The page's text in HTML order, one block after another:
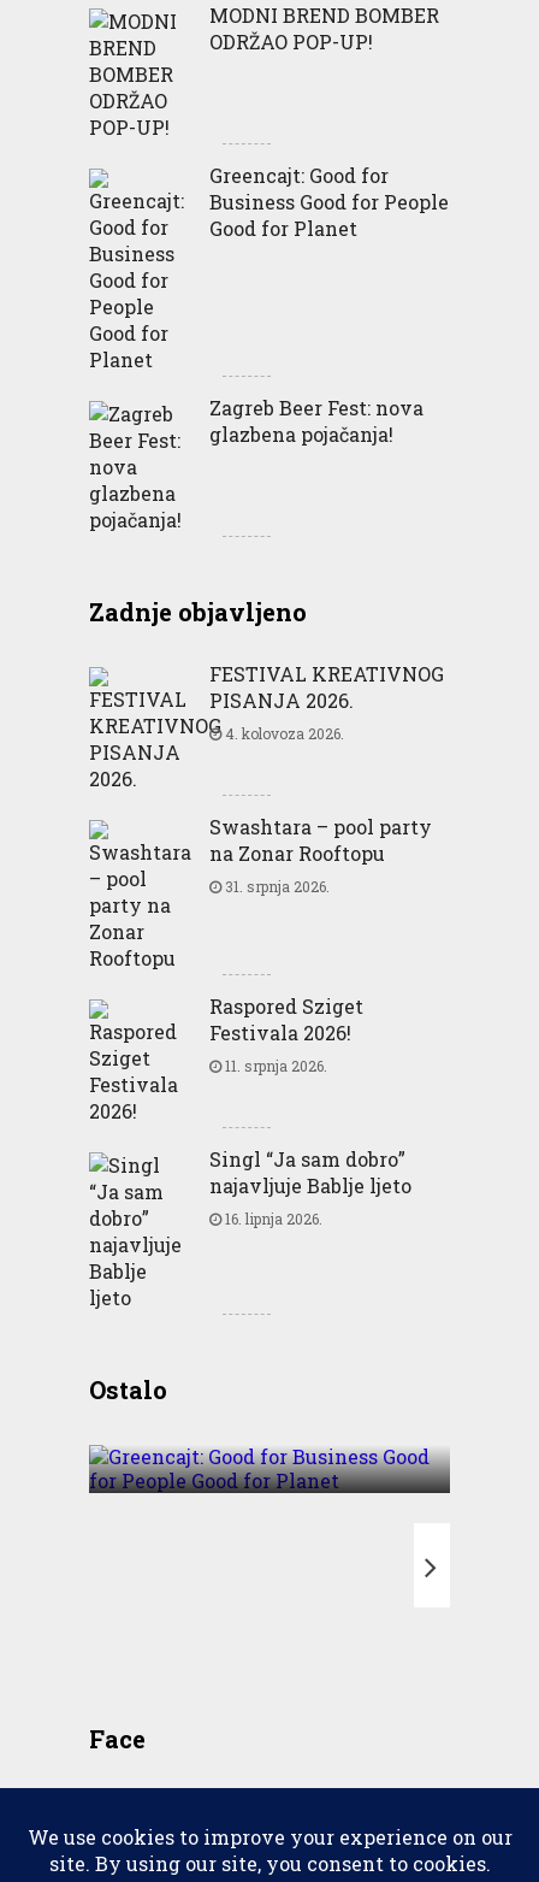
MODNI BREND BOMBER
ODRŽAO POP-UP!
Greencajt: Good for
Business Good for People
Good for Planet
Zagreb Beer Fest: nova
glazbena pojačanja!
Zadnje objavljeno
FESTIVAL KREATIVNOG
PISANJA 2026.
4. kolovoza 2026.
Swashtara – pool party
na Zonar Rooftopu
31. srpnja 2026.
Raspored Sziget
Festivala 2026!
11. srpnja 2026.
Singl “Ja sam dobro”
najavljuje Bablje ljeto
16. lipnja 2026.
OstaloBusiness Good for People
Face